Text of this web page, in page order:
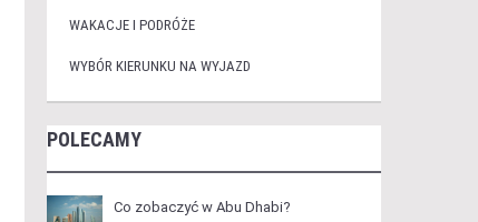
WAKACJE I PODRÓŻE
WYBÓR KIERUNKU NA WYJAZD
POLECAMY
Co zobaczyć w Abu Dhabi?